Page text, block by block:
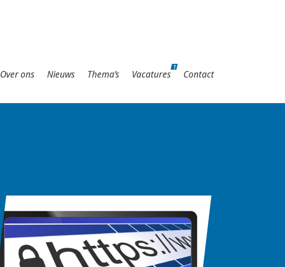
Over ons Nieuws Thema’s Vacatures
1
Contact